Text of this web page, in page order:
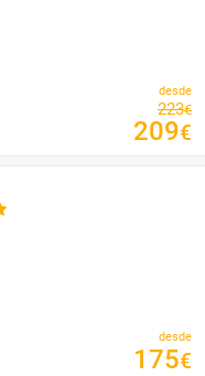
desde
223€
209€
desde
175€